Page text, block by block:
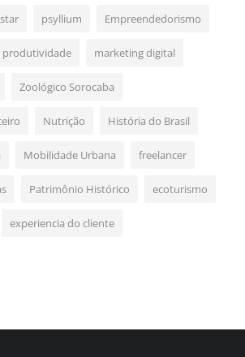
psyllium Empreendedorismo
produtividade marketing digital
Zoológico Sorocaba
Nutrição História do Brasil
Mobilidade Urbana freelancer
Patrimônio Histórico ecoturismo
experiencia do cliente